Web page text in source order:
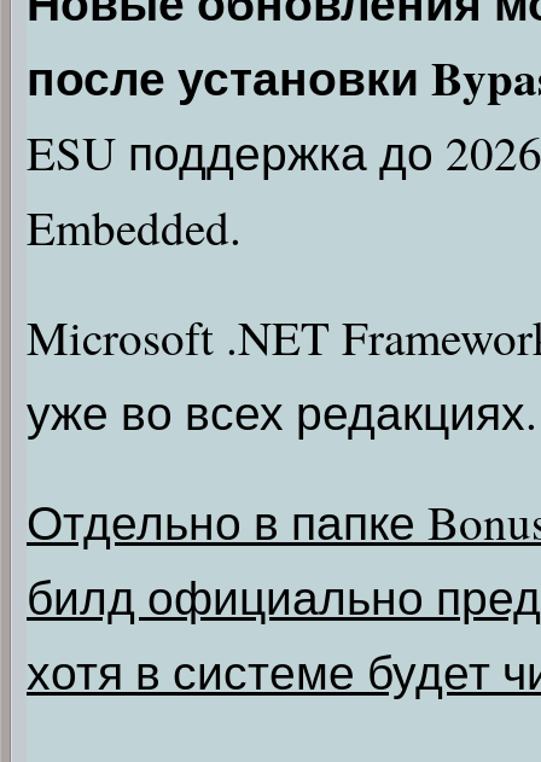
после установки
ESU поддержка до
Embedded.
Microsoft .NET
уже во всех редакциях.
Отдельно в папке
билд официально
хотя в системе будет